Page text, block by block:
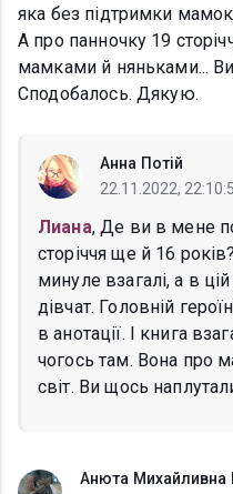
яка без пiдтримки
А про панночку 19
мамками й няньками...
Сподобалось. Дякую.
Анна Потій
22.11.2022,
Лиана, Де ви в мене
сторіччя ще й 16
минуле взагалі, а в
дівчат. Головній
в анотації. І книга
чогось там. Вона про
світ. Ви щось
Анюта Михайливна